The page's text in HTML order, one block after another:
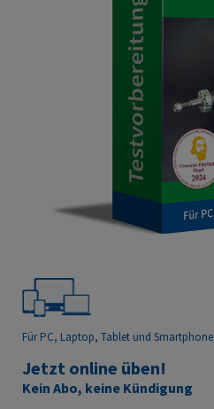
Für PC, Laptop, Tablet und Smartphone
Jetzt online üben!
Kein Abo, keine Kündigung